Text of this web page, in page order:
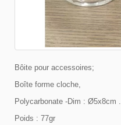
Bôite pour accessoires;
Boîte forme cloche,
Polycarbonate -Dim : Ø5x8cm .
Poids : 77gr